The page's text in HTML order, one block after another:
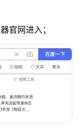
官网进入；